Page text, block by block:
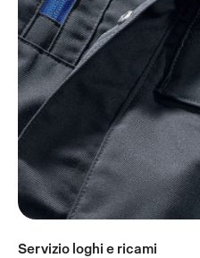
Servizio loghi e ricami